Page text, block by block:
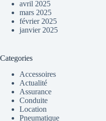
avril 2025
mars 2025
février 2025
janvier 2025
Categories
Accessoires
Actualité
Assurance
Conduite
Location
Pneumatique